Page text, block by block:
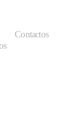
Contactos